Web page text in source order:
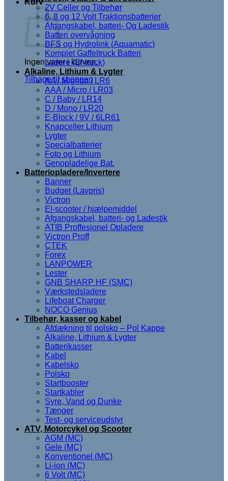
Kurv
Ingen varer i kurven.
Tilbage til shoppen
2V Celler og Tilbehør
6, 8 og 12 Volt Traktionsbatterier
Afgangskabel, batteri- Og Ladestik
Batteri overvågning
BFS og Hydrolink (Aquamatic)
Komplet Gaffeltruck Batteri
Ladere (El-truck)
Alkaline, Lithium & Lygter
AA / Mignon / LR6
AAA / Micro / LR03
C / Baby / LR14
D / Mono / LR20
E-Block / 9V / 6LR61
Knapceller Lithium
Lygter
Specialbatterier
Foto og Lithium
Genopladelige Bat.
Batteriopladere/Invertere
Banner
Budget (Lavpris)
Victron
El-scooter / hjælpemiddel
Afgangskabel, batteri- og Ladestik
ATIB Proffesionel Opladere
Victron Proff
CTEK
Forex
LANPOWER
Lester
GNB SHARP HF (SMC)
Værkstedsladere
Lifeboat Charger
NOCO Genius
Tilbehør, kasser og kabel
Afdækning til polsko – Pol Kappe
Alkaline, Lithium & Lygter
Batterikasser
Kabel
Kabelsko
Polsko
Startbooster
Startkabler
Syre, Vand og Dunke
Tænger
Test- og serviceudstyr
ATV, Motorcykel og Scooter
AGM (MC)
Gele (MC)
Konventionel (MC)
Li-ion (MC)
6 Volt (MC)